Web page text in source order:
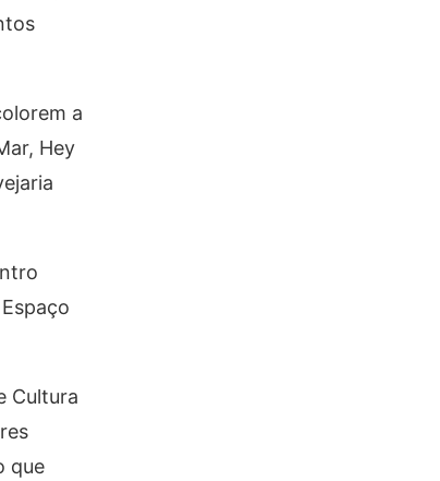
a
Hey
Cultura
que